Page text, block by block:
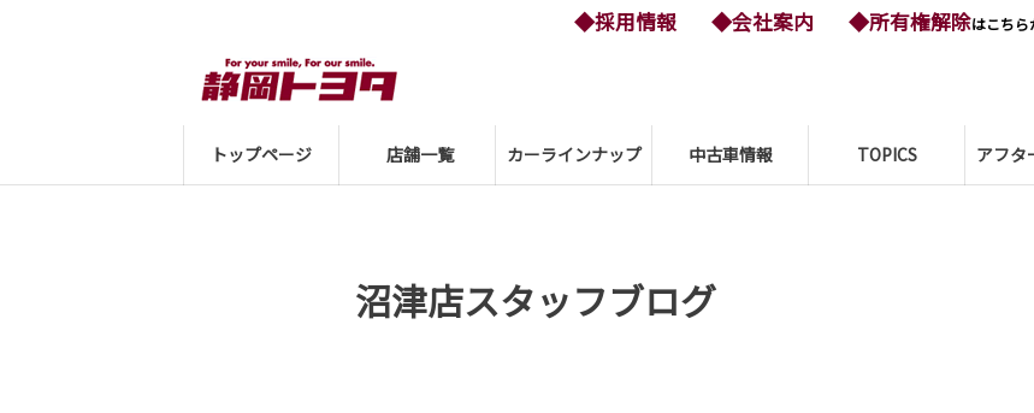
トップページ 店舗一覧 カーラインナップ 中古車情報 TOPICS アフタ
◆採用情報 ◆会社案内 ◆所有権解除はこちら
沼津店スタッフブログ